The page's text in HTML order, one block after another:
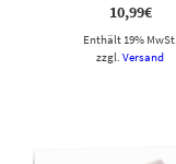
10,99€
Enthält 19% MwSt.
zzgl.Versand